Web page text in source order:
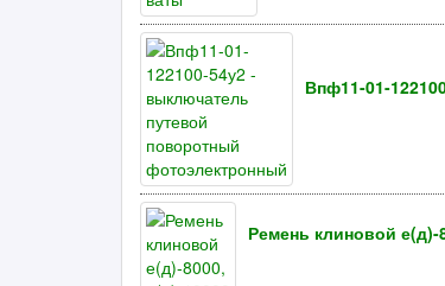
Впф11-01-
Ремень клиновой е(д)-